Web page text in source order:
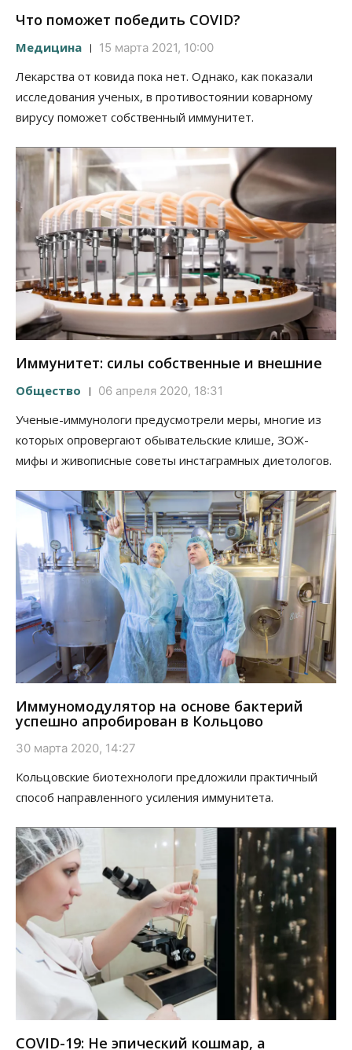
Что поможет победить COVID?
Медицина 15 марта 2021, 10:00
Лекарства от ковида пока нет. Однако, как показали
исследования ученых, в противостоянии коварному
вирусу поможет собственный иммунитет.
Иммунитет: силы собственные и внешние
Общество 06 апреля 2020, 18:31
Ученые-иммунологи предусмотрели меры, многие из
которых опровергают обывательские клише, ЗОЖ-
мифы и живописные советы инстаграмных диетологов.
Иммуномодулятор на основе бактерий
успешно апробирован в Кольцово
30 марта 2020, 14:27
Кольцовские биотехнологи предложили практичный
способ направленного усиления иммунитета.
COVID-19: Не эпический кошмар, а